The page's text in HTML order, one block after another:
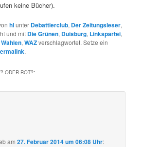
keine Bücher).
hlunter Debattierclub, Der Zeitungsleser,
und mit Die Grünen, Duisburg, Linkspartei,
Wahlen,WAZverschlagwortet. Setze ein
.
ODER ROT?“
am27. Februar 2014 um 06:08 Uhr: